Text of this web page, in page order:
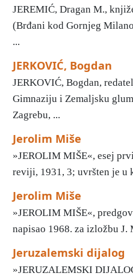
JEREMIĆ, Dragan M.,
(Brđani kod Gornjeg
...
JERKOVIĆ, Bogdan
JERKOVIĆ, Bogdan,
Gimnaziju i Zemaljsku
Zagrebu, ...
Jerolim Miše
»JEROLIM MIŠE«, esej
reviji, 1931, 3; uvršten je u
Jerolim Miše
»JEROLIM MIŠE«,
napisao 1968. za izložbu J.
Jeruzalemski dijalog
»JERUZALEMSKI